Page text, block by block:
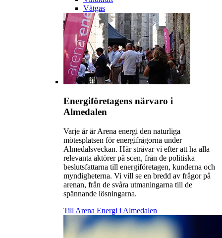
Vätgas
Energiföretagens närvaro i
Almedalen
Varje år är Arena energi den naturliga
mötesplatsen för energifrågorna under
Almedalsveckan. Här strävar vi efter att ha alla
relevanta aktörer på scen, från de politiska
beslutsfattarna till energiföretagen, kunderna och
myndigheterna. Vi vill se en bredd av frågor på
arenan, från de svåra utmaningarna till de
spännande lösningarna.
Till Arena Energi i Almedalen